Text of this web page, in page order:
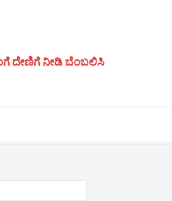
ದೇಣಿಗೆ ನೀಡಿ ಬೆಂಬಲಿಸಿ